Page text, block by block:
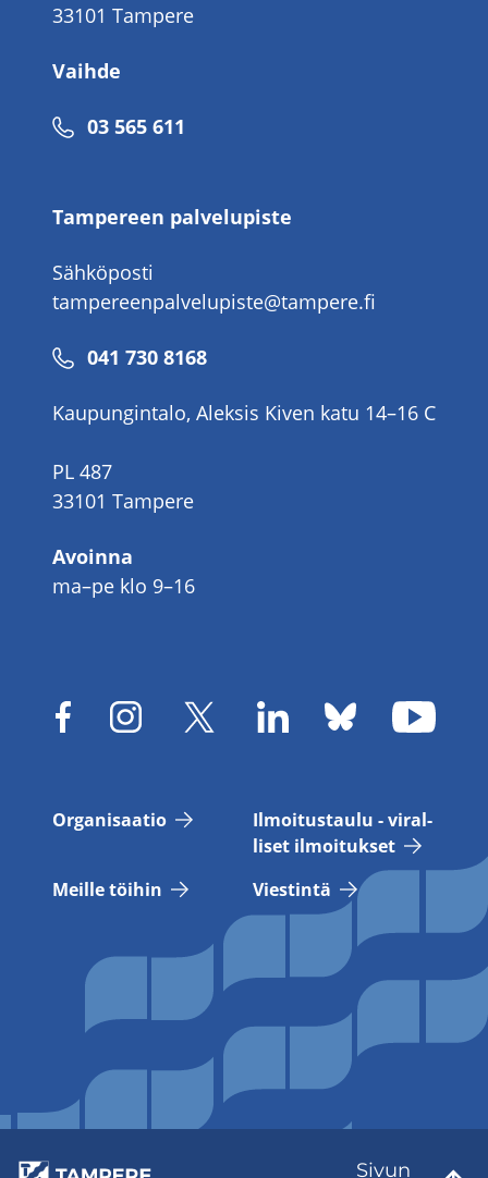
33101 Tampere
Vaihde
Puhelinnumero
03 565 611
Tampereen palvelupiste
Sähköposti
tampereenpalvelupiste@tampere.fi
Puhelinnumero
041 730 8168
Kaupungintalo, Aleksis Kiven katu 14–16 C
PL 487
33101 Tampere
Avoinna
ma–pe klo 9–16
Or­ga­ni­saa­tio
Il­moi­tus­tau­lu - vi­ral­
li­set il­moi­tuk­set
Meil­le töi­hin
Vies­tin­tä
Sivun